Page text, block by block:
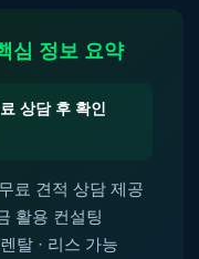
심 정보 요약
상담 후 확인
료 견적 상담 제공
활용 컨설팅
탈 · 리스 가능